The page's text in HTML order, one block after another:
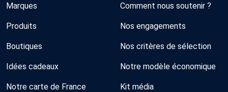
Marques
Produits
Boutiques
Idées cadeaux
Notre carte de France
Comment nous soutenir ?
Nos engagements
Nos critères de sélection
Notre modèle économique
Kit média